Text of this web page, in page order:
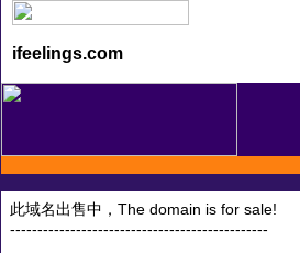
ifeelings.com
此域名出售中，The domain is for sale!
-----------------------------------------------